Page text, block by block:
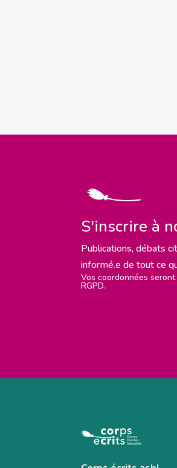
S'inscrire à
Publications, débats
informé.e de tout ce
Vos coordonnées
RGPD.